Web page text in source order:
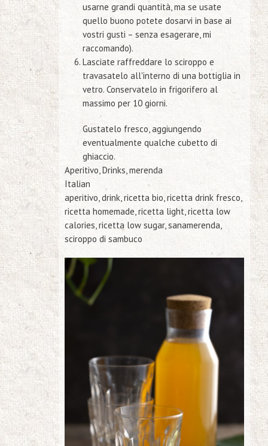
usarne grandi quantità, ma se usate
quello buono potete dosarvi in base ai
vostri gusti – senza esagerare, mi
raccomando).
Lasciate raffreddare lo sciroppo e
travasatelo all'interno di una bottiglia in
vetro. Conservatelo in frigorifero al
massimo per 10 giorni.
Gustatelo fresco, aggiungendo
eventualmente qualche cubetto di
ghiaccio.
Aperitivo, Drinks, merenda
Italian
aperitivo, drink, ricetta bio, ricetta drink fresco,
ricetta homemade, ricetta light, ricetta low
calories, ricetta low sugar, sanamerenda,
sciroppo di sambuco